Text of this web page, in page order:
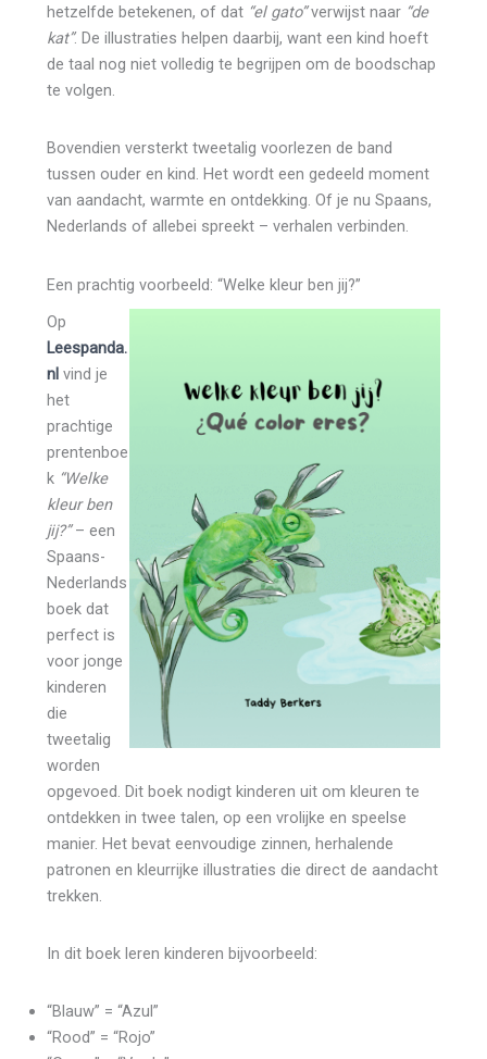
hetzelfde betekenen, of dat “el gato”verwijst naar “de
kat”. De illustraties helpen daarbij, want een kind hoeft
de taal nog niet volledig te begrijpen om de boodschap
te volgen.
Bovendien versterkt tweetalig voorlezen de band
tussen ouder en kind. Het wordt een gedeeld moment
van aandacht, warmte en ontdekking. Of je nu Spaans,
Nederlands of allebei spreekt – verhalen verbinden.
Een prachtig voorbeeld: “Welke kleur ben jij?”
Op
Leespanda.
nlvind je
het
prachtige
prentenboe
k “Welke
kleur ben
jij?”– een
Spaans-
Nederlands
boek dat
perfect is
voor jonge
kinderen
die
tweetalig
worden
opgevoed. Dit boek nodigt kinderen uit om kleuren te
ontdekken in twee talen, op een vrolijke en speelse
manier. Het bevat eenvoudige zinnen, herhalende
patronen en kleurrijke illustraties die direct de aandacht
trekken.
In dit boek leren kinderen bijvoorbeeld:
“Blauw” = “Azul”
“Rood” = “Rojo”